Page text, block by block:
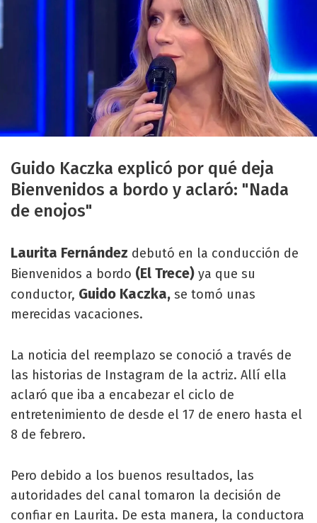
Guido Kaczka explicó por qué deja
Bienvenidos a bordo y aclaró: "Nada
de enojos"
Laurita Fernández debutó en la conducción de
Bienvenidos a bordo (El Trece) ya que su
conductor, Guido Kaczka, se tomó unas
merecidas vacaciones.
La noticia del reemplazo se conoció a través de
las historias de Instagram de la actriz. Allí ella
aclaró que iba a encabezar el ciclo de
entretenimiento de desde el 17 de enero hasta el
8 de febrero.
Pero debido a los buenos resultados, las
autoridades del canal tomaron la decisión de
confiar en Laurita. De esta manera, la conductora